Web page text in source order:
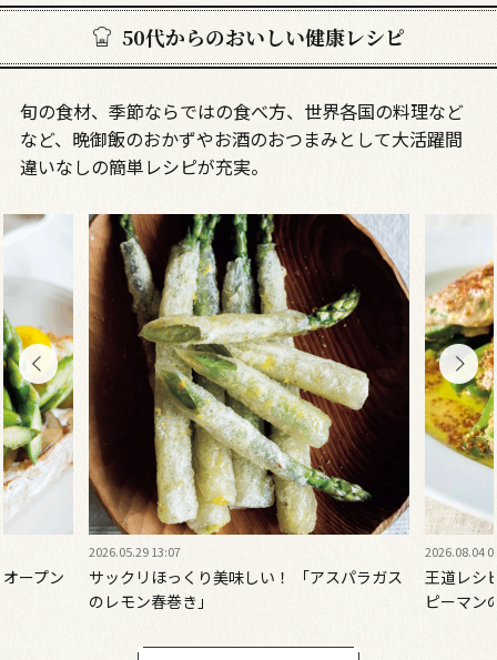
50代からのおいしい健康レシピ
旬の食材、季節ならではの食べ方、世界各国の料理など
など、晩御飯のおかずやお酒のおつまみとして大活躍間
違いなしの簡単レシピが充実。
ラガス
2026.08.04 00:00
王道レシピをワンランク美味しく！ 「肉詰め
ピーマンの粒マスタードドレッシングがけ」
2026.08.01
夏にさっ
スサラダ